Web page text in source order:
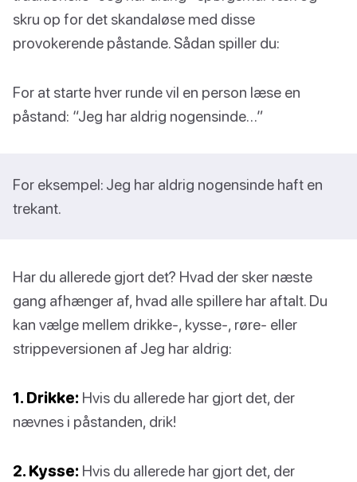
skru op for det skandaløse med disse
provokerende påstande. Sådan spiller du:
For at starte hver runde vil en person læse en
påstand: “Jeg har aldrig nogensinde…”
For eksempel: Jeg har aldrig nogensinde haft en
trekant.
Har du allerede gjort det? Hvad der sker næste
gang afhænger af, hvad alle spillere har aftalt. Du
kan vælge mellem drikke-, kysse-, røre- eller
strippeversionen af Jeg har aldrig:
1. Drikke: Hvis du allerede har gjort det, der
nævnes i påstanden, drik!
2. Kysse: Hvis du allerede har gjort det, der